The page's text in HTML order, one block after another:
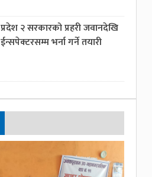
प्रदेश २ सरकारको प्रहरी जवानदेखि
ईन्सपेक्टरसम्म भर्ना गर्ने तयारी